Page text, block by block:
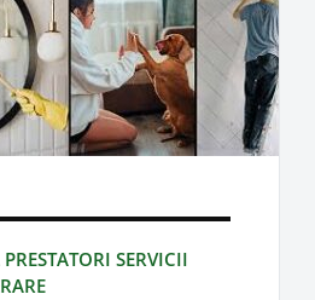
PRESTATORI SERVICII